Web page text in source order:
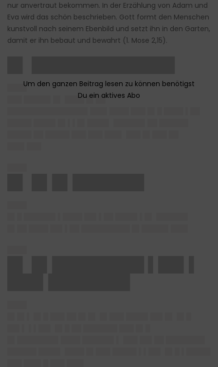
nur anvertraut bekommen. In der Erzählung von Adam und
Eva wird das schön beschrieben. Gott formt den Menschen
kunstvoll nach seinem Ebenbild und setzt ihn in den Garten,
damit er ihn bebaut und bewahrt (1. Mose 2,15).
████
███ █████▌█▌ ████ █▌██